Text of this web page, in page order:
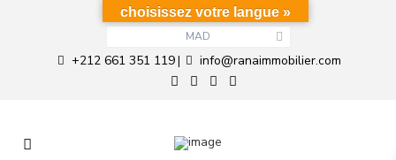
MAD
+212 661 351 119| info@ranaimmobilier.com
choisissez votre langue »